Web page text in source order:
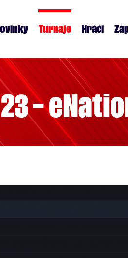
Turnaje Hráči
23 –